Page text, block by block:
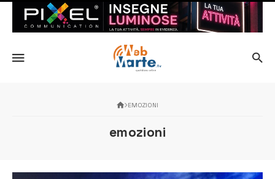
EMOZIONI
emozioni